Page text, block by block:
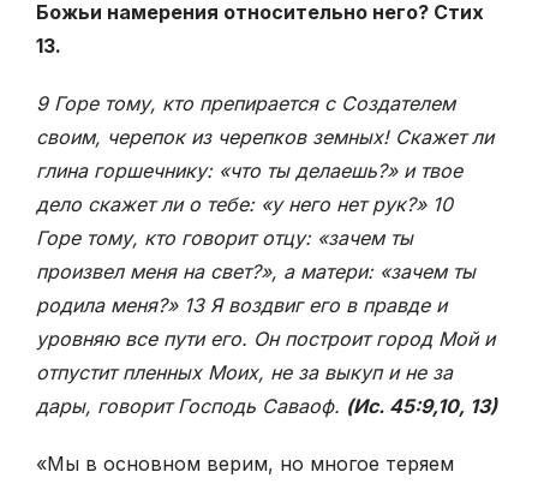
Божьи намерения относительно него? Стих
13.
9 Горе тому, кто препирается с Создателем
своим, черепок из черепков земных! Скажет ли
глина горшечнику: «что ты делаешь?» и твое
дело скажет ли о тебе: «у него нет рук?» 10
Горе тому, кто говорит отцу: «зачем ты
произвел меня на свет?», а матери: «зачем ты
родила меня?» 13 Я воздвиг его в правде и
уровняю все пути его. Он построит город Мой и
отпустит пленных Моих, не за выкуп и не за
дары, говорит Господь Саваоф. (Ис. 45:9,10, 13)
«Мы в основном верим, но многое теряем